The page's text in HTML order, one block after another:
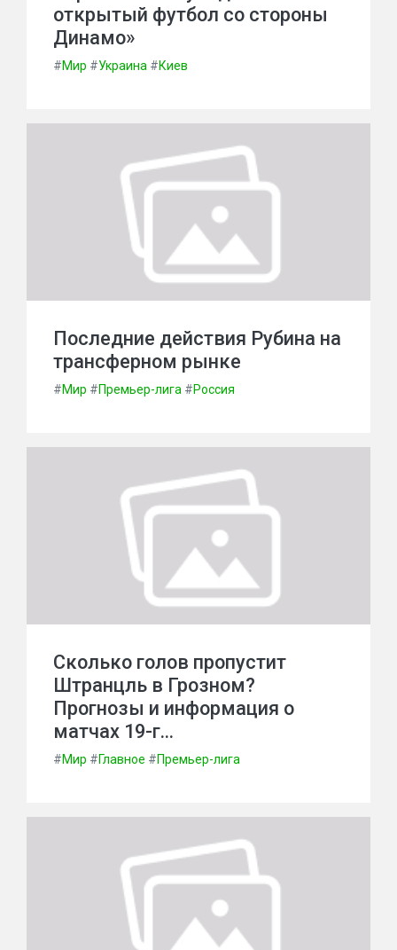
открытый футбол со стороны
Динамо»
#Мир #Украина #Киев
Последние действия Рубина на
трансферном рынке
#Мир #Премьер-лига #Россия
Сколько голов пропустит
Штранцль в Грозном?
Прогнозы и информация о
матчах 19-г…
#Мир #Главное #Премьер-лига